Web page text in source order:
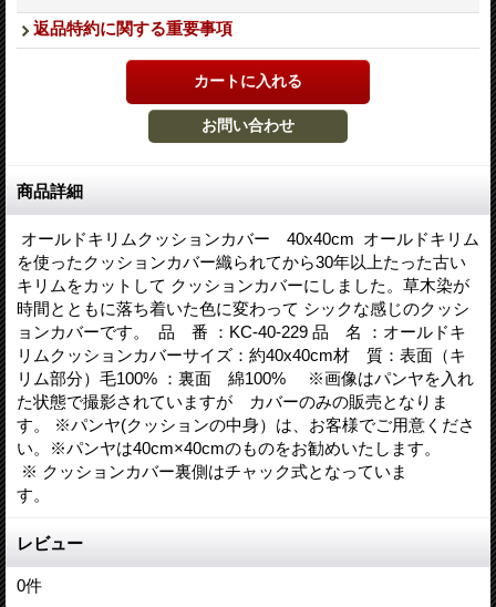
返品特約に関する重要事項
商品詳細
オールドキリムクッションカバー 40x40cm オールドキリム
を使ったクッションカバー織られてから30年以上たった古い
キリムをカットして クッションカバーにしました。草木染が
時間とともに落ち着いた色に変わって シックな感じのクッシ
ョンカバーです。 品 番 ：KC-40-229 品 名 ：オールドキ
リムクッションカバーサイズ：約40x40cm材 質：表面（キ
リム部分）毛100% ：裏面 綿100% ※画像はパンヤを入れ
た状態で撮影されていますが カバーのみの販売となりま
す。 ※パンヤ(クッションの中身）は、お客様でご用意くださ
い。※パンヤは40cm×40cmのものをお勧めいたします。
※ クッションカバー裏側はチャック式となっていま
す。
レビュー
0件